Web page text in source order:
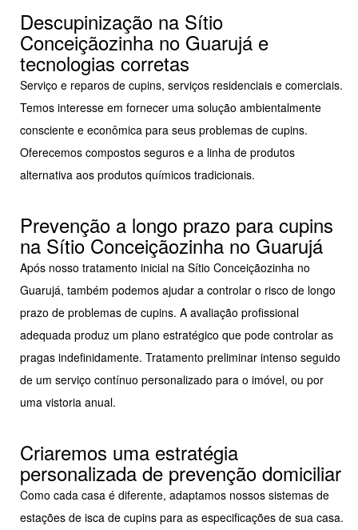
Descupinização na Sítio
Conceiçãozinha no Guarujá e
tecnologias corretas
Serviço e reparos de cupins, serviços residenciais e comerciais.
Temos interesse em fornecer uma solução ambientalmente
consciente e econômica para seus problemas de cupins.
Oferecemos compostos seguros e a linha de produtos
alternativa aos produtos químicos tradicionais.
Prevenção a longo prazo para cupins
na Sítio Conceiçãozinha no Guarujá
Após nosso tratamento inicial na Sítio Conceiçãozinha no
Guarujá, também podemos ajudar a controlar o risco de longo
prazo de problemas de cupins. A avaliação profissional
adequada produz um plano estratégico que pode controlar as
pragas indefinidamente. Tratamento preliminar intenso seguido
de um serviço contínuo personalizado para o imóvel, ou por
uma vistoria anual.
Criaremos uma estratégia
personalizada de prevenção domiciliar
Como cada casa é diferente, adaptamos nossos sistemas de
estações de isca de cupins para as especificações de sua casa.